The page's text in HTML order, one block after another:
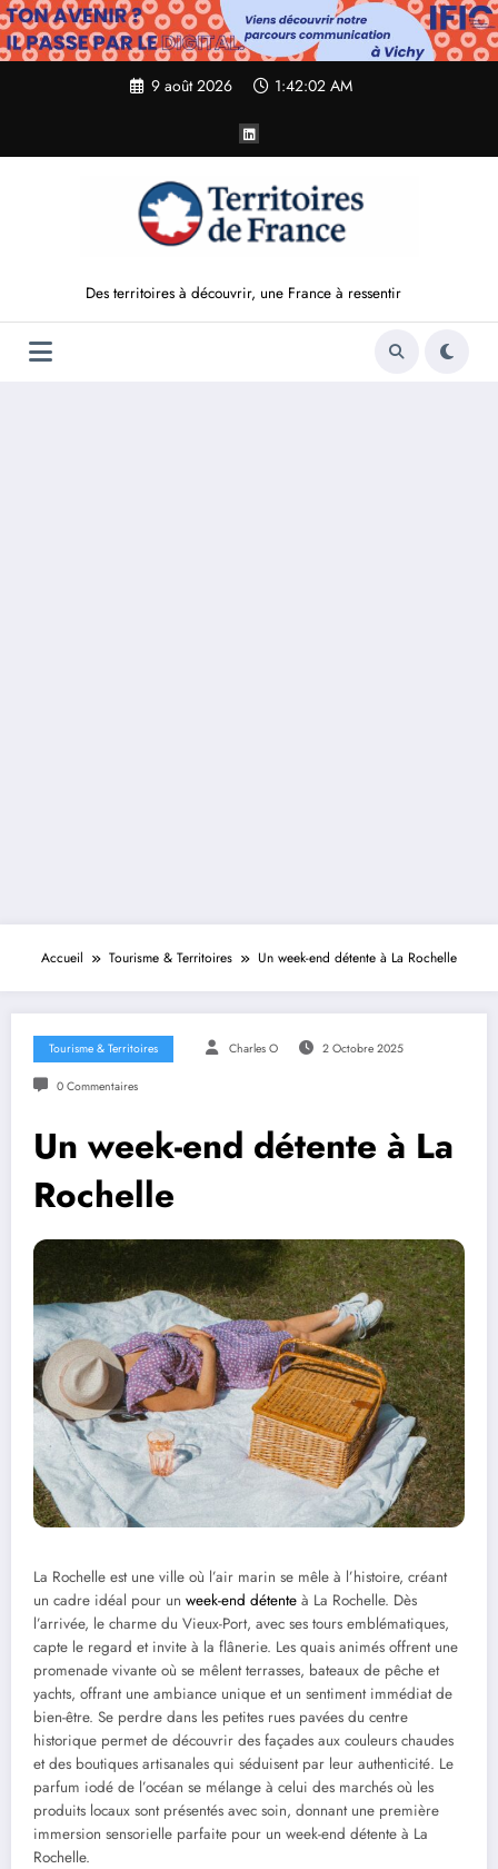
Aller
au
contenu
9 août 2026 1:42:03 AM
Des territoires à découvrir, une France à ressentir
Accueil Tourisme & Territoires Un week-end détente à La Rochelle
Tourisme & Territoires Charles O 2 Octobre 2025
0 Commentaires
Un week-end détente à La
Rochelle
La Rochelle est une ville où l’air marin se mêle à l’histoire, créant
un cadre idéal pour un week-end détente à La Rochelle. Dès
l’arrivée, le charme du Vieux-Port, avec ses tours emblématiques,
capte le regard et invite à la flânerie. Les quais animés offrent une
promenade vivante où se mêlent terrasses, bateaux de pêche et
yachts, offrant une ambiance unique et un sentiment immédiat de
bien-être. Se perdre dans les petites rues pavées du centre
historique permet de découvrir des façades aux couleurs chaudes
et des boutiques artisanales qui séduisent par leur authenticité. Le
parfum iodé de l’océan se mélange à celui des marchés où les
produits locaux sont présentés avec soin, donnant une première
immersion sensorielle parfaite pour un week-end détente à La
Rochelle.